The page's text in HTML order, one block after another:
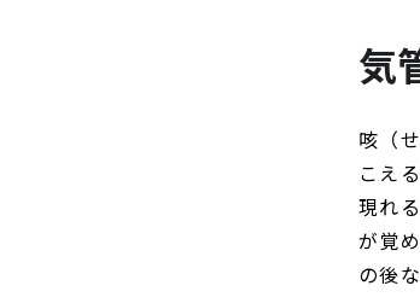
気
咳（
こえ
現れ
が覚
の後